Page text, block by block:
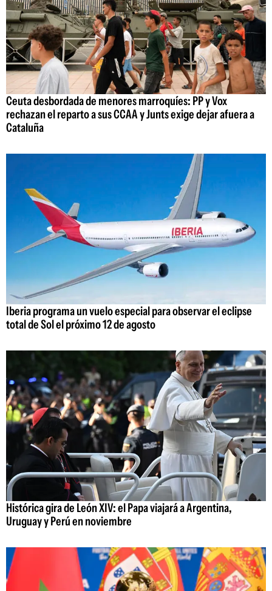
Ceuta desbordada de menores marroquíes: PP y Vox
rechazan el reparto a sus CCAA y Junts exige dejar afuera a
Cataluña
Iberia programa un vuelo especial para observar el eclipse
total de Sol el próximo 12 de agosto
Histórica gira de León XIV: el Papa viajará a Argentina,
Uruguay y Perú en noviembre